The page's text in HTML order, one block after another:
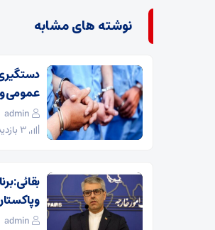
نوشته های مشابه
عمومی
admin
بقائی:
و
admin